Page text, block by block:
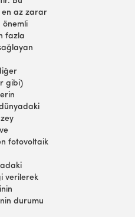
en az zarar
önemli
fazla
gibi)
fotovoltaik
verilerek
durumu